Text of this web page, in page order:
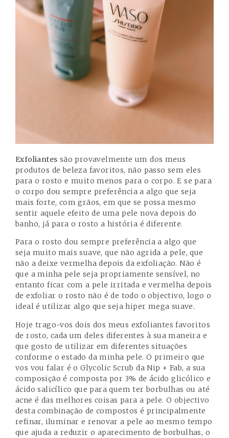
Exfoliantes são provavelmente um dos meus
produtos de beleza favoritos, não passo sem eles
para o rosto e muito menos para o corpo. E se para
o corpo dou sempre preferência a algo que seja
mais forte, com grãos, em que se possa mesmo
sentir aquele efeito de uma pele nova depois do
banho, já para o rosto a história é diferente.
Para o rosto dou sempre preferência a algo que
seja muito mais suave, que não agrida a pele, que
não a deixe vermelha depois da exfoliação. Não é
que a minha pele seja propriamente sensível, no
entanto ficar com a pele irritada e vermelha depois
de exfoliar o rosto não é de todo o objectivo, logo o
ideal é utilizar algo que seja hiper mega suave.
Hoje trago-vos dois dos meus exfoliantes favoritos
de rosto, cada um deles diferentes à sua maneira e
que gosto de utilizar em diferentes situações
conforme o estado da minha pele. O primeiro que
vos vou falar é o Glycolic Scrub da Nip + Fab, a sua
composição é composta por 3% de ácido glicólico e
ácido salicílico que para quem ter borbulhas ou até
acne é das melhores coisas para a pele. O objectivo
desta combinação de compostos é principalmente
refinar, iluminar e renovar a pele ao mesmo tempo
que ajuda a reduzir o aparecimento de borbulhas, o